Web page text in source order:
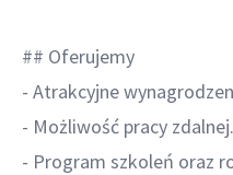
## Oferujemy
- Atrakcyjne
- Możliwość pracy zdalnej.
- Program szkoleń oraz